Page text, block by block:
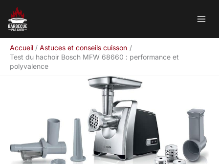
contenu
Accueil
Astuces et conseils cuisson
Test du hachoir Bosch MFW 68660 : performance et
polyvalence
Rechercher